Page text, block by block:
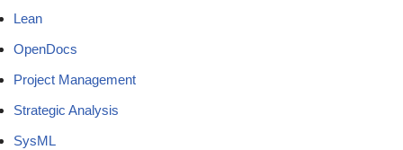
Lean
OpenDocs
Project Management
Strategic Analysis
SysML